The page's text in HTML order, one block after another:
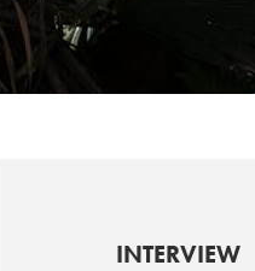
INTERVIEW